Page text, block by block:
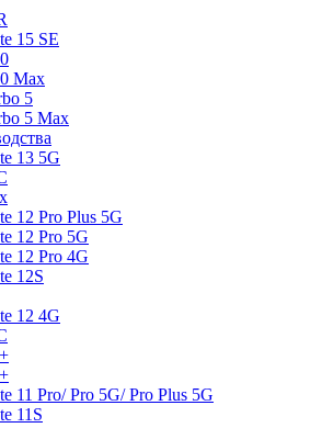
15 SE
Max
5
5 Max
13 5G
12 Pro Plus 5G
12 Pro 5G
12 Pro 4G
12S
12 4G
11 Pro/ Pro 5G/ Pro Plus 5G
11S